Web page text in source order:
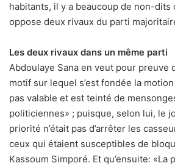
habitants, il y a beaucoup de non-dits
oppose deux rivaux du parti
Les deux rivaux dans un même parti
Abdoulaye Sana en veut pour preuve
motif sur lequel s’est fondée la
pas valable et est teinté de
politiciennes» ; puisque, selon lui, le
priorité n’était pas d’arrêter les
ceux qui étaient susceptibles de
Kassoum Simporé. Et qu’ensuite: «La